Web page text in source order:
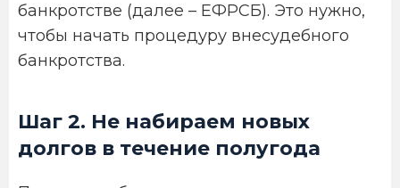
банкротстве (далее – ЕФРСБ). Это нужно,
чтобы начать процедуру внесудебного
банкротства.
Шаг 2. Не набираем новых
долгов в течение полугода